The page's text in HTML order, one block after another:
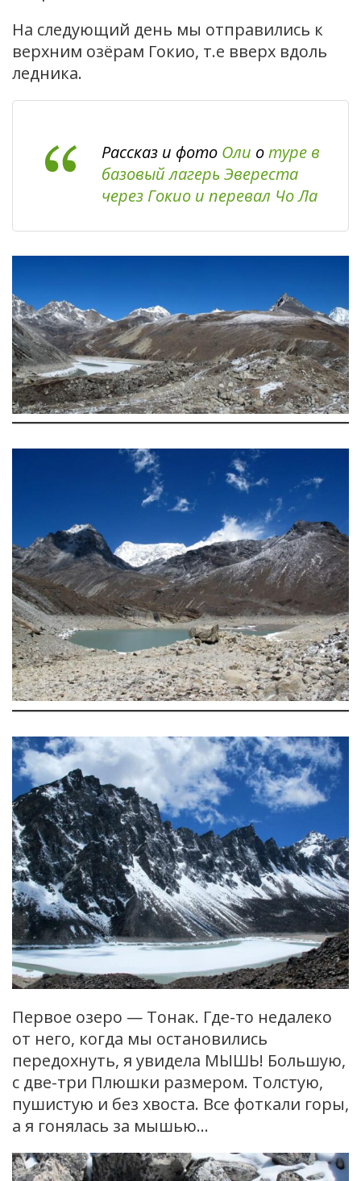
На следующий день мы отправились к
верхним озёрам Гокио, т.е вверх вдоль
ледника.
Рассказ и фото Оли отуре в
базовый лагерь Эвереста
через Гокио и перевал Чо Ла
Первое озеро — Тонак. Где-то недалеко
от него, когда мы остановились
передохнуть, я увидела МЫШЬ! Большую,
с две-три Плюшки размером. Толстую,
пушистую и без хвоста. Все фоткали горы,
а я гонялась за мышью…